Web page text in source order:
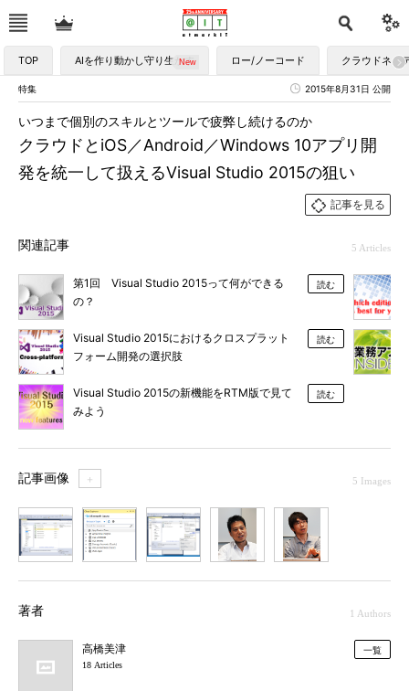
TOP AIを作り動かし守り生かす ロー/ノーコード クラウドネイ
特集 2015年8月31日 公開
クラウドとiOS／Android／Windows 10アプリ開
発を統一して扱えるVisual Studio 2015の狙い
いつまで個別のスキルとツールで疲弊し続けるのか
記事を見る
関連記事 5 Articles
第1回 Visual Studio 2015って何ができる
の？
読む
Visual Studio 2015におけるクロスプラット
フォーム開発の選択肢
読む
Visual Studio 2015の新機能をRTM版で見て
みよう
読む
記事画像 ＋ 5 Images
著者 1 Authors
高橋美津
18 Articles
一覧